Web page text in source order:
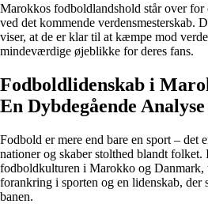
Marokkos fodboldlandshold står over
ved det kommende verdensmesterskab.
viser, at de er klar til at kæmpe mod
mindeværdige øjeblikke for deres fans.
Fodboldlidenskab i
En Dybdegående Analyse
Fodbold er mere end bare en sport – det
nationer og skaber stolthed blandt
fodboldkulturen i Marokko og Danmark,
forankring i sporten og en lidenskab,
banen.